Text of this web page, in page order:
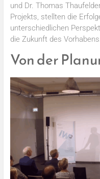
und Dr. Thomas
Projekts, stellten die
unterschiedlichen
die Zukunft des
Von der